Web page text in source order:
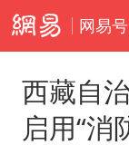
网易号
西藏自
启用“消